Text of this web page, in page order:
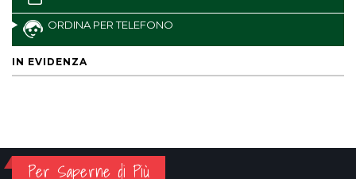
ORDINA PER TELEFONO
IN EVIDENZA
Per Saperne di Più